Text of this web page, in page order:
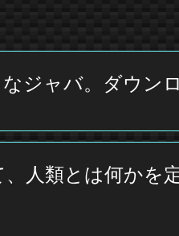
なジャバ。ダウ
、人類とは何かを